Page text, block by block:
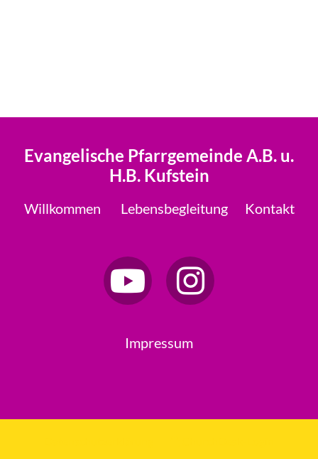
Evangelische Pfarrgemeinde A.B. u.
H.B. Kufstein
Willkommen Lebensbegleitung Kontakt
Impressum